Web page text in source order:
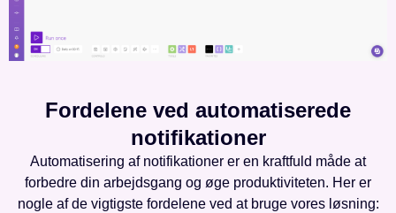
Fordelene ved automatiserede
notifikationer
Automatisering af notifikationer er en kraftfuld måde at
forbedre din arbejdsgang og øge produktiviteten. Her er
nogle af de vigtigste fordelene ved at bruge vores løsning: